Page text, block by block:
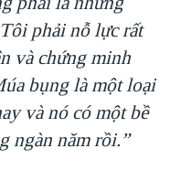
phải nỗ lực rất
và chứng minh
bụng là một loại
và nó có một bề
ngàn năm rồi.”